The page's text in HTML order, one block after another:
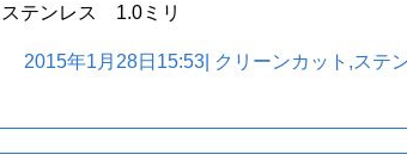
ステンレス 1.0ミリ
2015年1月28日15:53| クリーンカット ,ステ